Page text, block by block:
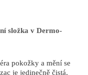
složka v Dermo-
pokožky a mění se
je jedinečně čistá,